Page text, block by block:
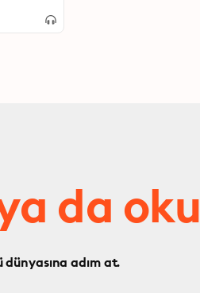
da oku
adım at.